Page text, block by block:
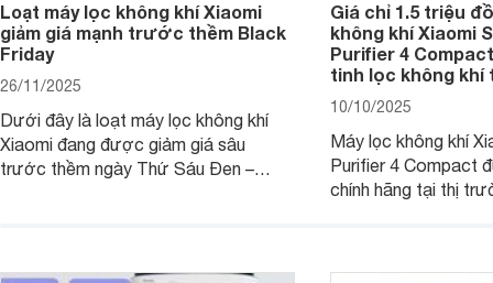
Loạt máy lọc không khí Xiaomi
giảm giá mạnh trước thềm Black
Friday
26/11/2025
Dưới đây là loạt máy lọc không khí
Xiaomi đang được giảm giá sâu
trước thềm ngày Thứ Sáu Đen –
Giá chỉ 1.5 triệu
không khí Xiaomi
Purifier 4
tinh lọc không khí
10/10/2025
Máy lọc không khí
Purifier 4 Compact
chính hãng tại thị